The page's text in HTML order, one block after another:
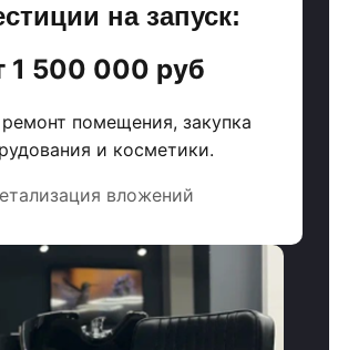
на запуск:
1 500 000 руб
помещения, закупка
и косметики.
вложений